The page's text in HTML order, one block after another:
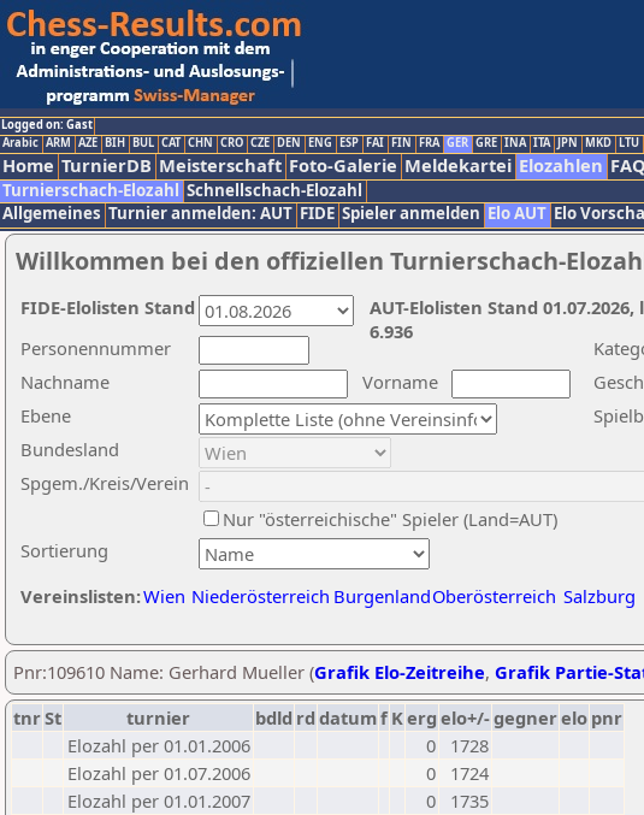
Logged on: Gast
Arabic ARM AZE BIH BUL CAT CHN CRO CZE DEN ENG ESP FAI FIN FRA GER GRE INA ITA JPN MKD LTU
Home TurnierDB Meisterschaft Foto-Galerie Meldekartei Elozahlen FAQ
Turnierschach-Elozahl Schnellschach-Elozahl
Allgemeines Turnier anmelden: AUT FIDE Spieler anmelden Elo AUT Elo
Willkommen bei den offiziellen Turnierschach-
Nachname
Vorname
Ebene
Sortierung
Personennummer
Bundesland
Spgem./Kreis/Verein
Nur "österreichische" Spieler (Land=AUT)
Vereinslisten:Wien Niederösterreich BurgenlandOberösterreich Salzburg
AUT-Elolisten Stand
6.936
FIDE-Elolisten Stand
Pnr:109610 Name: Gerhard Mueller (Grafik Elo-Zeitreihe, Grafik Partie-
tnrSt turnier bdld rd datumf Kerg elo+/-gegnerelo pnr
Elozahl per 01.01.2006
0
1728
Elozahl per 01.07.2006
0
1724
Elozahl per 01.01.2007
0
1735